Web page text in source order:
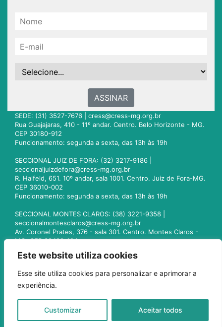
Este website utiliza cookies
Esse site utiliza cookies para personalizar e aprimorar a
experiência.
Customizar Aceitar todos
ASSINAR
SEDE: (31) 3527-7676 | cress@cress-mg.org.br
Rua Guajajaras, 410 - 11º andar. Centro. Belo Horizonte - MG.
CEP 30180-912
Funcionamento: segunda a sexta, das 13h às 19h
SECCIONAL JUIZ DE FORA: (32) 3217-9186 |
seccionaljuizdefora@cress-mg.org.br
R. Halfeld, 651. 10º andar, sala 1001. Centro. Juiz de Fora-MG.
CEP 36010-002
Funcionamento: segunda a sexta, das 13h às 19h
SECCIONAL MONTES CLAROS: (38) 3221-9358 |
seccionalmontesclaros@cress-mg.org.br
Av. Coronel Prates, 376 - sala 301. Centro. Montes Claros -
MG. CEP 39400-104
seccionaluberlandia@cress-mg.org.br
Av. Afonso Pena, 547 - sala 101. Uberlândia - MG. CEP